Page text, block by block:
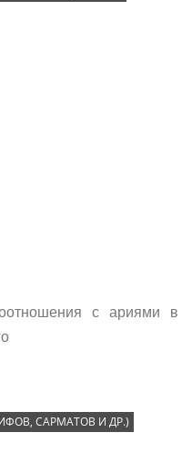
с ариями в
САРМАТОВ И ДР.)